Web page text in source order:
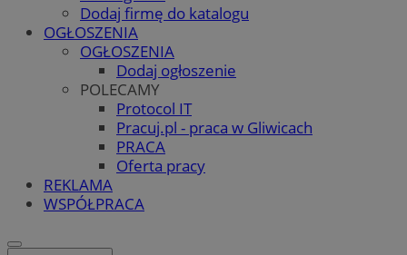
Dodaj firmę do katalogu
OGŁOSZENIA
OGŁOSZENIA
Dodaj ogłoszenie
POLECAMY
Protocol IT
Pracuj.pl - praca w Gliwicach
PRACA
Oferta pracy
REKLAMA
WSPÓŁPRACA